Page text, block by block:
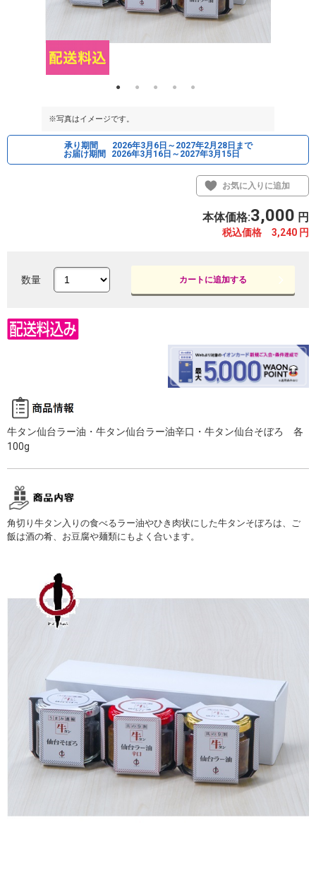
※写真はイメージです。
承り期間
2026年3月6日～2027年2月28日まで
お届け期間
2026年3月16日～2027年3月15日
お気に入りに追加
本体価格:3,000 円
税込価格 3,240 円
数量 カートに追加する
牛タン仙台ラー油・牛タン仙台ラー油辛口・牛タン仙台そぼろ 各
100g
角切り牛タン入りの食べるラー油やひき肉状にした牛タンそぼろは、ご
飯は酒の肴、お豆腐や麺類にもよく合います。